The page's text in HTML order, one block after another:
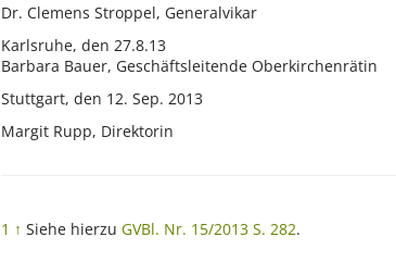
Dr. Clemens Stroppel, Generalvikar
Karlsruhe, den 27.8.13
Barbara Bauer, Geschäftsleitende Oberkirchenrätin
Stuttgart, den 12. Sep. 2013
Margit Rupp, Direktorin
1 ↑ Siehe hierzuGVBl. Nr. 15/2013 S. 282.